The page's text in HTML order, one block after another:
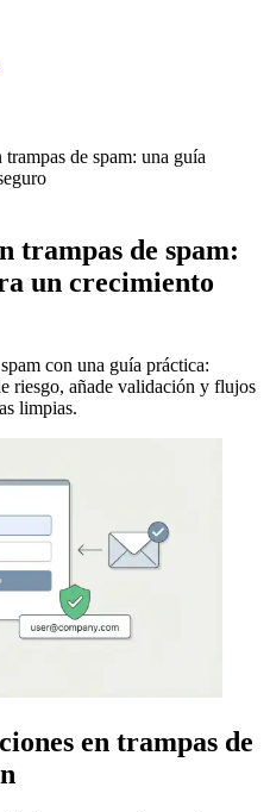
de spam: una guía
trampas de spam:
un crecimiento
con una guía práctica:
riesgo, añade validación y flujos
limpias.
en trampas de